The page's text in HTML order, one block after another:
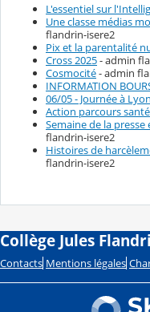
L'essentiel sur
Une classe médias
flandrin-isere2
Pix et la parentalité
Cross 2025- admin
Cosmocité- admin
INFORMATION
06/05 - Journée à
Action parcours santé
Semaine de la presse
flandrin-isere2
Histoires de
flandrin-isere2
Collège Jules
Contacts Mentions légales